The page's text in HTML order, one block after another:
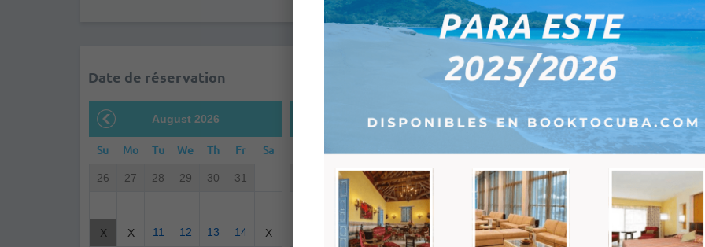
Date de réservation
August 2026
Su Mo Tu We Th Fr Sa
26 27 28 29 30 31
X X 11 12 13 14 X
September 2026
2 3
8 9 10
15 16 17 19